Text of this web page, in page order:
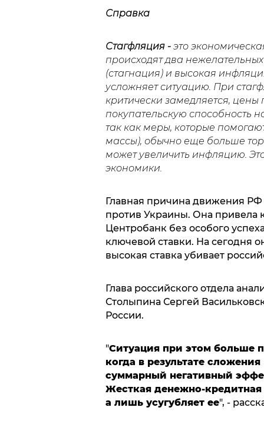
Справка
Стагфляция - это
происходят два
(стагнация) и высокая
усложняет ситуацию. При
критически замедляется,
покупательскую способность
так как меры, которые
массы), обычно еще больше
может увеличить инфляцию.
экономики.
Главная причина движения
против Украины. Она привела
Центробанк без особого
ключевой ставки. На сегодня
высокая ставка убивает
Глава российского отдела
Столыпина Сергей
России.
"Ситуация при этом больше
когда в результате
суммарный негативный
Жесткая денежно-
а лишь усугубляет ее", -